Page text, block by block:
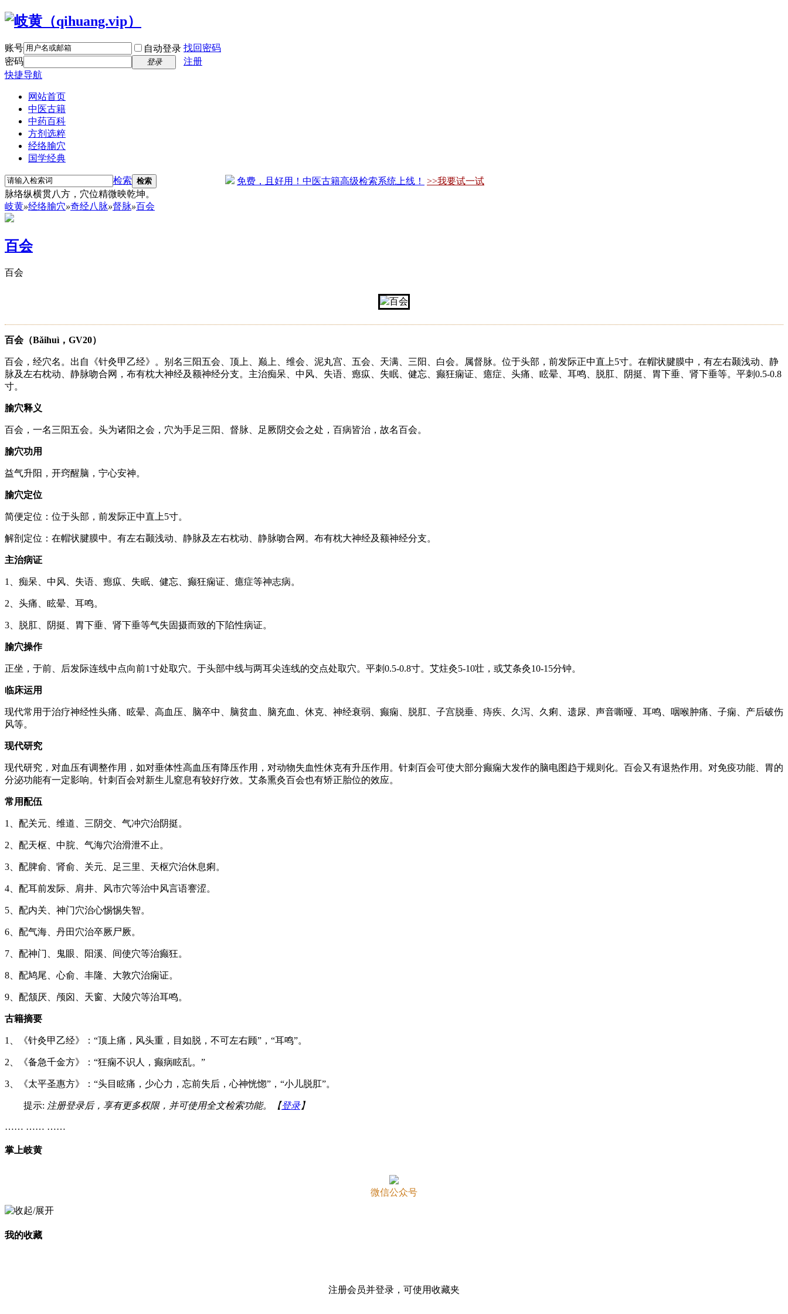
账号 自动登录 找回密码
密码
登录
注册
快捷导航
网站首页
中医古籍
中药百科
方剂选粹
经络腧穴
国学经典
检索 检索 免费，且好用！中医古籍高级检索系统上线！
>>我要试一试
脉络纵横贯八方，穴位精微映乾坤。
岐黄»经络腧穴»奇经八脉»督脉»百会
百会
百会
百会（Bǎihuì，GV20）
百会，经穴名。出自《针灸甲乙经》。别名三阳五会、顶上、巅上、维会、泥丸宫、五会、天满、三阳、白会。属督脉。位于头部，前发际正中直上5寸。在帽状腱膜中，有左右颞浅动、静
脉及左右枕动、静脉吻合网，布有枕大神经及额神经分支。主治痴呆、中风、失语、瘛疭、失眠、健忘、癫狂痫证、癔症、头痛、眩晕、耳鸣、脱肛、阴挺、胃下垂、肾下垂等。平刺0.5-0.8
寸。
腧穴释义
百会，一名三阳五会。头为诸阳之会，穴为手足三阳、督脉、足厥阴交会之处，百病皆治，故名百会。
腧穴功用
益气升阳，开窍醒脑，宁心安神。
腧穴定位
简便定位：位于头部，前发际正中直上5寸。
解剖定位：在帽状腱膜中。有左右颞浅动、静脉及左右枕动、静脉吻合网。布有枕大神经及额神经分支。
主治病证
1、痴呆、中风、失语、瘛疭、失眠、健忘、癫狂痫证、癔症等神志病。
2、头痛、眩晕、耳鸣。
3、脱肛、阴挺、胃下垂、肾下垂等气失固摄而致的下陷性病证。
腧穴操作
正坐，于前、后发际连线中点向前1寸处取穴。于头部中线与两耳尖连线的交点处取穴。平刺0.5-0.8寸。艾炷灸5-10壮，或艾条灸10-15分钟。
临床运用
现代常用于治疗神经性头痛、眩晕、高血压、脑卒中、脑贫血、脑充血、休克、神经衰弱、癫痫、脱肛、子宫脱垂、痔疾、久泻、久痢、遗尿、声音嘶哑、耳鸣、咽喉肿痛、子痫、产后破伤
风等。
现代研究
现代研究，对血压有调整作用，如对垂体性高血压有降压作用，对动物失血性休克有升压作用。针刺百会可使大部分癫痫大发作的脑电图趋于规则化。百会又有退热作用。对免疫功能、胃的
分泌功能有一定影响。针刺百会对新生儿窒息有较好疗效。艾条熏灸百会也有矫正胎位的效应。
常用配伍
1、配关元、维道、三阴交、气冲穴治阴挺。
2、配天枢、中脘、气海穴治滑泄不止。
3、配脾俞、肾俞、关元、足三里、天枢穴治休息痢。
4、配耳前发际、肩井、风市穴等治中风言语謇涩。
5、配内关、神门穴治心惕惕失智。
6、配气海、丹田穴治卒厥尸厥。
7、配神门、鬼眼、阳溪、间使穴等治癫狂。
8、配鸠尾、心俞、丰隆、大敦穴治痫证。
9、配颔厌、颅囟、天窗、大陵穴等治耳鸣。
古籍摘要
1、《针灸甲乙经》：“顶上痛，风头重，目如脱，不可左右顾”，“耳鸣”。
2、《备急千金方》：“狂痫不识人，癫病眩乱。”
3、《太平圣惠方》：“头目眩痛，少心力，忘前失后，心神恍惚”，“小儿脱肛”。
提示: 注册登录后，享有更多权限，并可使用全文检索功能。【登录】
…… …… ……
掌上岐黄
微信公众号
我的收藏
注册会员并登录，可使用收藏夹